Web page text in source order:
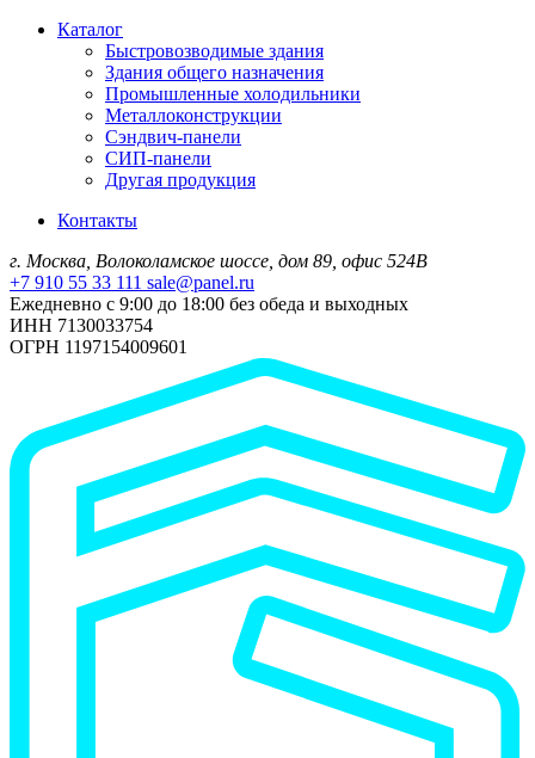
Каталог
Быстровозводимые здания
Здания общего назначения
Промышленные холодильники
Металлоконструкции
Сэндвич-панели
СИП-панели
Другая продукция
Контакты
г. Москва, Волоколамское шоссе, дом 89, офис 524В
+7 910 55 33 111 sale@panel.ru
Ежедневно с 9:00 до 18:00 без обеда и выходных
ИНН 7130033754
ОГРН 1197154009601